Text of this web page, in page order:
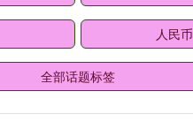
人民币
全部话题标签